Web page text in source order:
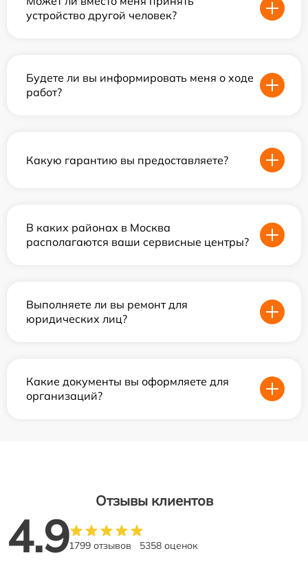
устройство другой человек?
Будете ли вы информировать меня о ходе
работ?
Какую гарантию вы предоставляете?
В каких районах в Москва
располагаются ваши сервисные центры?
Выполняете ли вы ремонт для
юридических лиц?
Какие документы вы оформляете для
организаций?
Отзывы клиентов
4.91799 отзывов 5358 оценок